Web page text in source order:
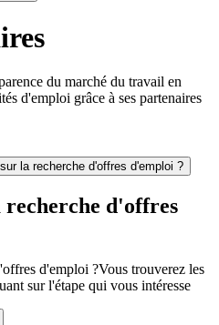
du marché du travail en
d'emploi grâce à ses partenaires
la recherche d'offres d'emploi ?
recherche d'offres
d'emploi ?Vous trouverez les
sur l'étape qui vous intéresse